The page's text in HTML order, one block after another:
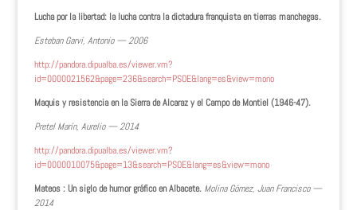
Lucha por la libertad: la lucha contra la dictadura franquista en tierras manchegas.
Esteban Garví, Antonio — 2006
http://pandora.dipualba.es/viewer.vm?
id=0000021562&page=236&search=PSOE&lang=es&view=mono
Maquis y resistencia en la Sierra de Alcaraz y el Campo de Montiel (1946-47).
Pretel Marín, Aurelio — 2014
http://pandora.dipualba.es/viewer.vm?
id=0000010075&page=13&search=PSOE&lang=es&view=mono
Mateos : Un siglo de humor gráfico en Albacete. Molina Gómez, Juan Francisco —
2014